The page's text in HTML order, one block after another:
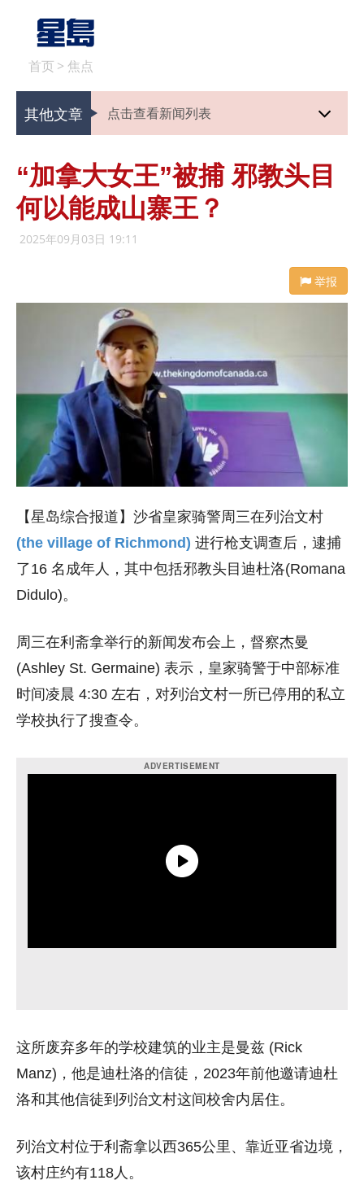
首页 > 焦点
其他文章 点击查看新闻列表
“加拿大女王”被捕 邪教头目
何以能成山寨王？
2025年09月03日 19:11
举报
【星岛综合报道】沙省皇家骑警周三在列治文村
(the village of Richmond) 进行枪支调查后，逮捕
了16 名成年人，其中包括邪教头目迪杜洛(Romana
Didulo)。
周三在利斋拿举行的新闻发布会上，督察杰曼
(Ashley St. Germaine) 表示，皇家骑警于中部标准
时间凌晨 4:30 左右，对列治文村一所已停用的私立
学校执行了搜查令。
这所废弃多年的学校建筑的业主是曼兹 (Rick
Manz)，他是迪杜洛的信徒，2023年前他邀请迪杜
洛和其他信徒到列治文村这间校舍内居住。
列治文村位于利斋拿以西365公里、靠近亚省边境，
该村庄约有118人。